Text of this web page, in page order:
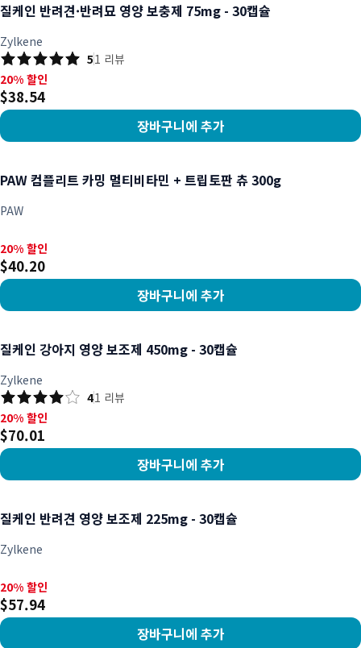
질케인 반려견·반려묘 영양 보충제 75mg - 30캡슐
Zylkene
51 리뷰
20% 할인, $38.54
20% 할인
$38.54
장바구니에 추가
PAW 컴플리트 카밍 멀티비타민 + 트립토판 츄 300g
PAW
20% 할인, $40.20
20% 할인
$40.20
장바구니에 추가
질케인 강아지 영양 보조제 450mg - 30캡슐
Zylkene
41 리뷰
20% 할인, $70.01
20% 할인
$70.01
장바구니에 추가
질케인 반려견 영양 보조제 225mg - 30캡슐
Zylkene
20% 할인, $57.94
20% 할인
$57.94
장바구니에 추가